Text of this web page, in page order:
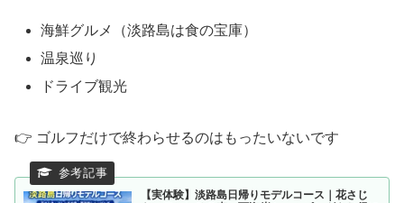
海鮮グルメ（淡路島は食の宝庫）
温泉巡り
ドライブ観光
👉 ゴルフだけで終わらせるのはもったいないです
【実体験】淡路島日帰りモデルコース｜花さじ